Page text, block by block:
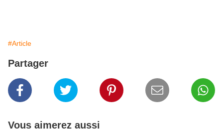
#Article
Partager
Vous aimerez aussi